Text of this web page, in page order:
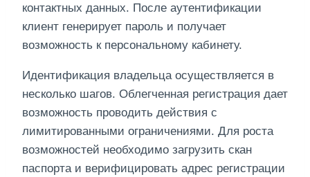
контактных данных. После аутентификации
клиент генерирует пароль и получает
возможность к персональному кабинету.
Идентификация владельца осуществляется в
несколько шагов. Облегченная регистрация дает
возможность проводить действия с
лимитированными ограничениями. Для роста
возможностей необходимо загрузить скан
паспорта и верифицировать адрес регистрации